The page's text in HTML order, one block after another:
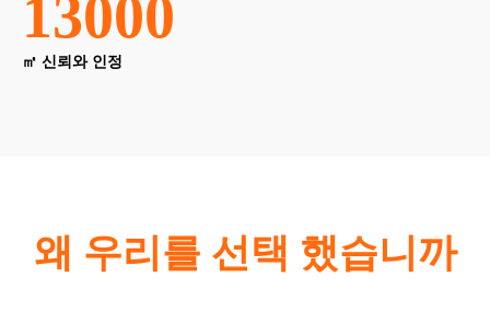
13000
㎡ 신뢰와 인정
왜 우리를 선택 했습니까